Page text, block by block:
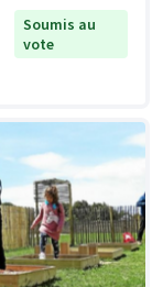
Soumis au
vote